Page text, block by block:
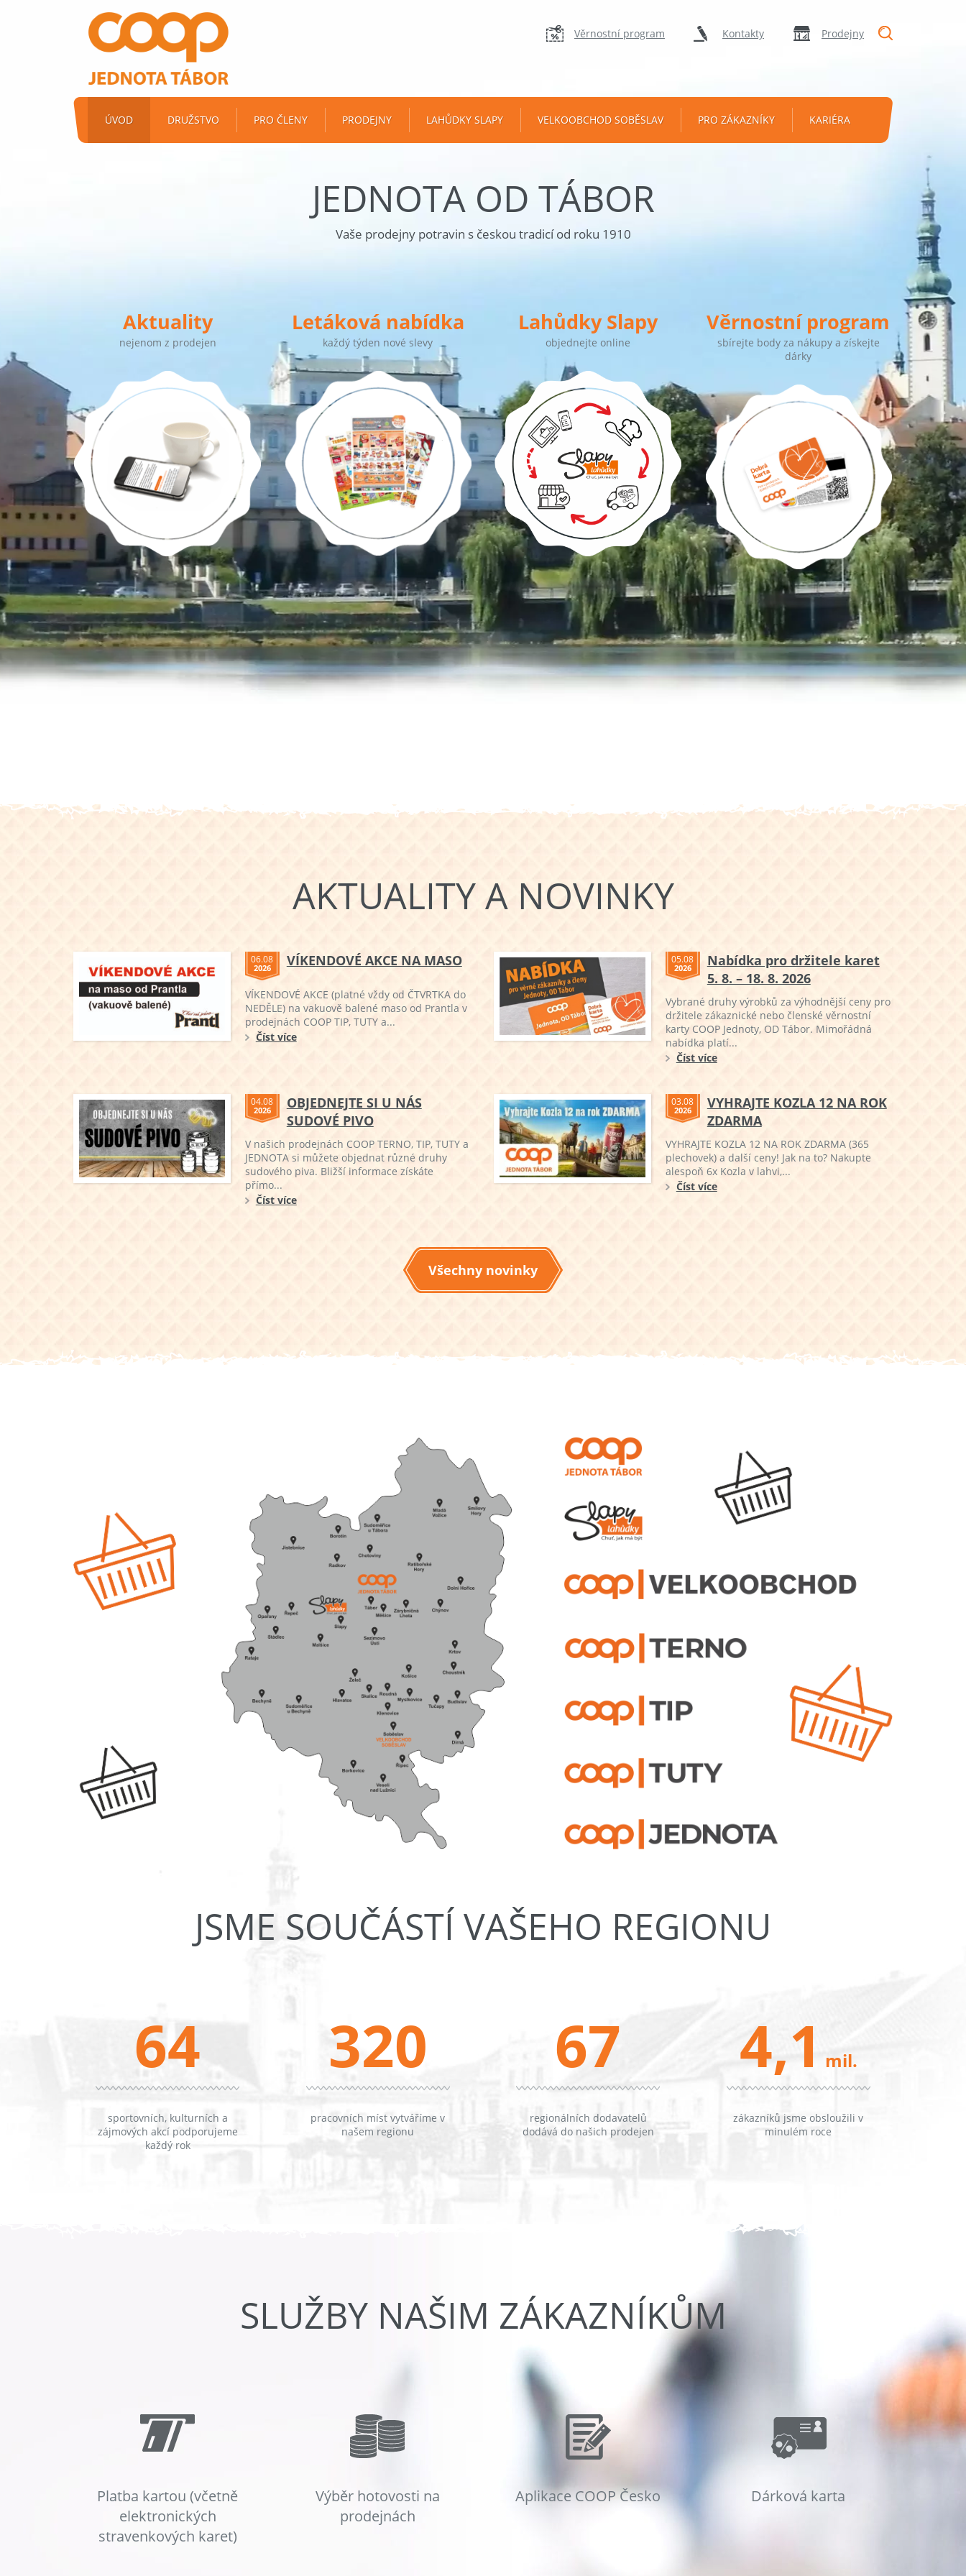
Věrnostní program Kontakty Prodejny
ÚVOD DRUŽSTVO PRO ČLENY PRODEJNY LAHŮDKY SLAPY VELKOOBCHOD SOBĚSLAV PRO ZÁKAZNÍKY KARIÉRA
JEDNOTA OD TÁBOR
Vaše prodejny potravin s českou tradicí od roku 1910
Aktuality
nejenom z prodejen
Letáková nabídka
každý týden nové slevy
Lahůdky Slapy
objednejte online
Věrnostní program
sbírejte body za nákupy a získejte
dárky
AKTUALITY A NOVINKY
06.08
2026 VÍKENDOVÉ AKCE NA MASO
VÍKENDOVÉ AKCE (platné vždy od ČTVRTKA do
NEDĚLE) na vakuově balené maso od Prantla v
prodejnách COOP TIP, TUTY a...
Číst více
05.08
2026
Nabídka pro držitele karet
5. 8. – 18. 8. 2026
Vybrané druhy výrobků za výhodnější ceny pro
držitele zákaznické nebo členské věrnostní
karty COOP Jednoty, OD Tábor. Mimořádná
nabídka platí...
Číst více
04.08
2026
OBJEDNEJTE SI U NÁS
SUDOVÉ PIVO
V našich prodejnách COOP TERNO, TIP, TUTY a
JEDNOTA si můžete objednat různé druhy
sudového piva. Bližší informace získáte
přímo...
Číst více
03.08
2026
VYHRAJTE KOZLA 12 NA ROK
ZDARMA
VYHRAJTE KOZLA 12 NA ROK ZDARMA (365
plechovek) a další ceny! Jak na to? Nakupte
alespoň 6x Kozla v lahvi,...
Číst více
Všechny novinky
JSME SOUČÁSTÍ VAŠEHO REGIONU
64
sportovních, kulturních a
zájmových akcí podporujeme
každý rok
320
pracovních míst vytváříme v
našem regionu
67
regionálních dodavatelů
dodává do našich prodejen
4,1 mil.
zákazníků jsme obsloužili v
minulém roce
SLUŽBY NAŠIM ZÁKAZNÍKŮM
Platba kartou (včetně
elektronických
stravenkových karet)
Výběr hotovosti na
prodejnách
Aplikace COOP Česko Dárková karta